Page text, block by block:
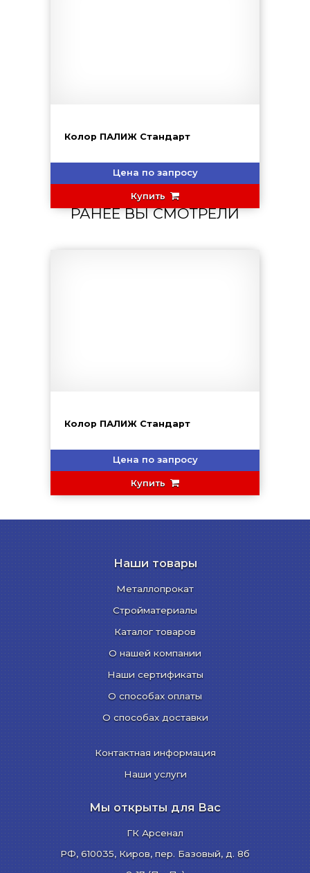
Колор ПАЛИЖ Стандарт
Цена по запросу
Купить
РАНЕЕ ВЫ СМОТРЕЛИ
Колор ПАЛИЖ Стандарт
Цена по запросу
Купить
Наши товары
Металлопрокат
Стройматериалы
Каталог товаров
О нашей компании
Наши сертификаты
О способах оплаты
О способах доставки
Контактная информация
Наши услуги
Мы открыты для Вас
ГК Арсенал
РФ, 610035, Киров, пер. Базовый, д. 8б